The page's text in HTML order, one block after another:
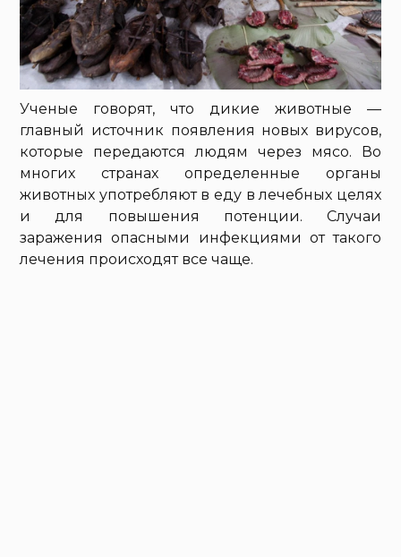
Ученые говорят, что дикие животные —
главный источник появления новых вирусов,
которые передаются людям через мясо. Во
многих странах определенные органы
животных употребляют в еду в лечебных целях
и для повышения потенции. Случаи
заражения опасными инфекциями от такого
лечения происходят все чаще.